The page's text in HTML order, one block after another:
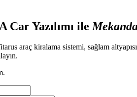
Car Yazılımı ile
araç kiralama sistemi, sağlam